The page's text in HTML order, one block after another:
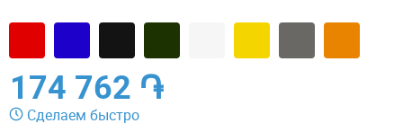
174 762 ֏
Сделаем быстро